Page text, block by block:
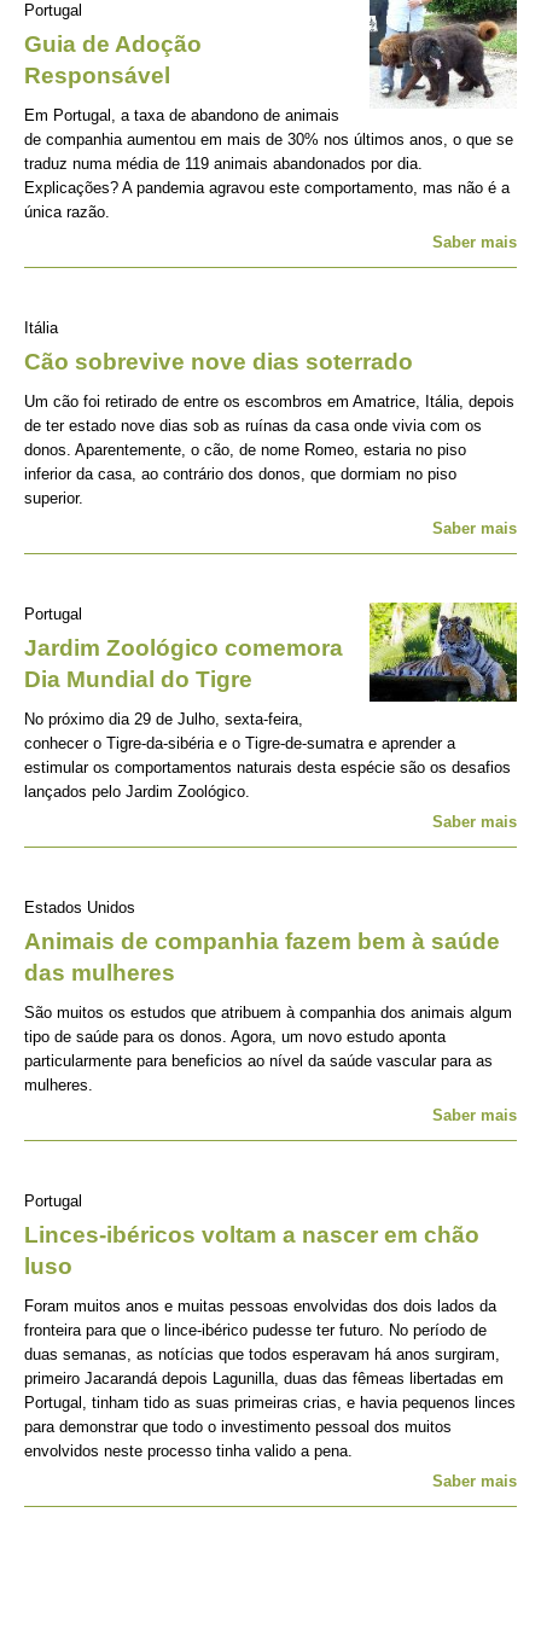
Portugal
Guia de Adoção
Responsável
Em Portugal, a taxa de abandono de animais
de companhia aumentou em mais de 30% nos últimos anos, o que se
traduz numa média de 119 animais abandonados por dia.
Explicações? A pandemia agravou este comportamento, mas não é a
única razão.
Saber mais
Itália
Cão sobrevive nove dias soterrado
Um cão foi retirado de entre os escombros em Amatrice, Itália, depois
de ter estado nove dias sob as ruínas da casa onde vivia com os
donos. Aparentemente, o cão, de nome Romeo, estaria no piso
inferior da casa, ao contrário dos donos, que dormiam no piso
superior.
Saber mais
Portugal
Jardim Zoológico comemora
Dia Mundial do Tigre
No próximo dia 29 de Julho, sexta-feira,
conhecer o Tigre-da-sibéria e o Tigre-de-sumatra e aprender a
estimular os comportamentos naturais desta espécie são os desafios
lançados pelo Jardim Zoológico.
Saber mais
Estados Unidos
Animais de companhia fazem bem à saúde
das mulheres
São muitos os estudos que atribuem à companhia dos animais algum
tipo de saúde para os donos. Agora, um novo estudo aponta
particularmente para beneficios ao nível da saúde vascular para as
mulheres.
Saber mais
Portugal
Linces-ibéricos voltam a nascer em chão
luso
Foram muitos anos e muitas pessoas envolvidas dos dois lados da
fronteira para que o lince-ibérico pudesse ter futuro. No período de
duas semanas, as notícias que todos esperavam há anos surgiram,
primeiro Jacarandá depois Lagunilla, duas das fêmeas libertadas em
Portugal, tinham tido as suas primeiras crias, e havia pequenos linces
para demonstrar que todo o investimento pessoal dos muitos
envolvidos neste processo tinha valido a pena.
Saber mais